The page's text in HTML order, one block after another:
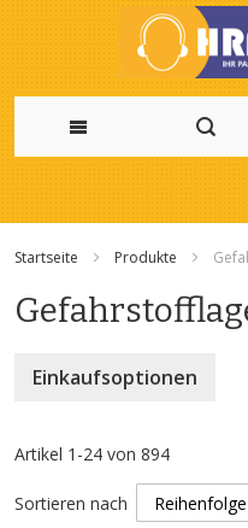
Zum
Startseite Produkte
Artikel 1 -24 von 894
Sortieren nach
Einkaufsoptionen